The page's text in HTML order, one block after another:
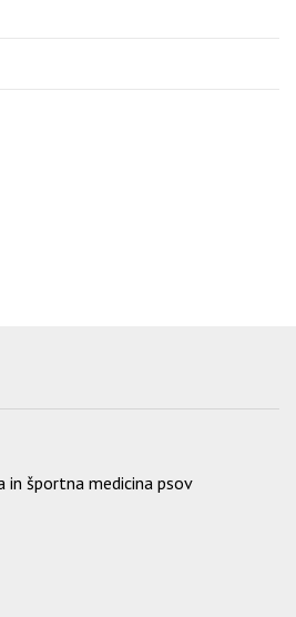
in športna medicina psov